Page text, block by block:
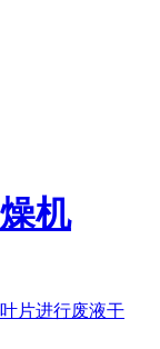
机
片进行废液干